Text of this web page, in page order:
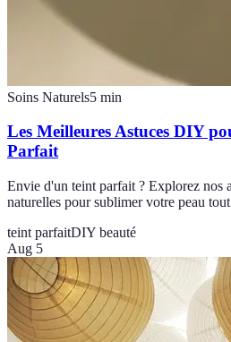
Soins Naturels5 min
Les Meilleures Astuces DIY
Parfait
Envie d'un teint parfait ? Explorez nos
naturelles pour sublimer votre peau
teint parfaitDIY beauté
Aug 5